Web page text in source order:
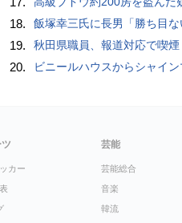
18. 飯塚幸三氏に長男「勝ち目な
19. 秋田県職員、報道対応で喫煙
20. ビニールハウスからシャインマスカット約200房を盗んだ疑い ネットで販売か
カー
芸能
芸能総合
音楽
韓流